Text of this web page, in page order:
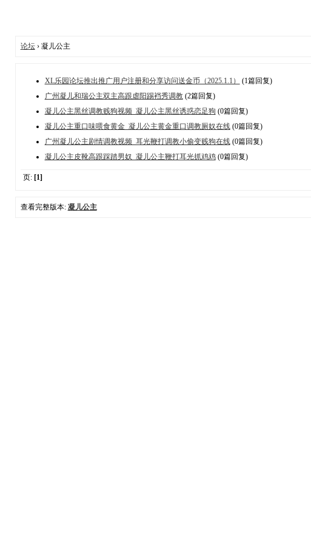
论坛› 凝儿公主
XL乐园论坛推出推广用户注册和分享访问送金币（2025.1.1）
(1篇回复)
广州凝儿和瑞公主双主高跟虐阳踢裆秀调教(2篇回复)
凝儿公主黑丝调教贱狗视频_凝儿公主黑丝诱惑恋足狗 (0篇回复)
凝儿公主重口味喂食黄金_凝儿公主黄金重口调教厕奴在线(0篇回复)
广州凝儿公主剧情调教视频_耳光鞭打调教小偷变贱狗在线(0篇回复)
凝儿公主皮靴高跟踩踏男奴_凝儿公主鞭打耳光抓鸡鸡(0篇回复)
页: [1]
查看完整版本: 凝儿公主